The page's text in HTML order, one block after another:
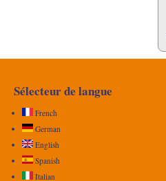
Sélecteur de langue
French
German
English
Spanish
Italian